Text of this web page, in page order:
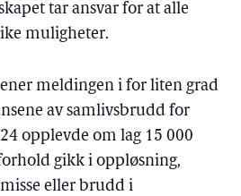
tar ansvar for at alle
muligheter.
meldingen i for liten grad
av samlivsbrudd for
opplevde om lag 15 000
gikk i oppløsning,
eller brudd i